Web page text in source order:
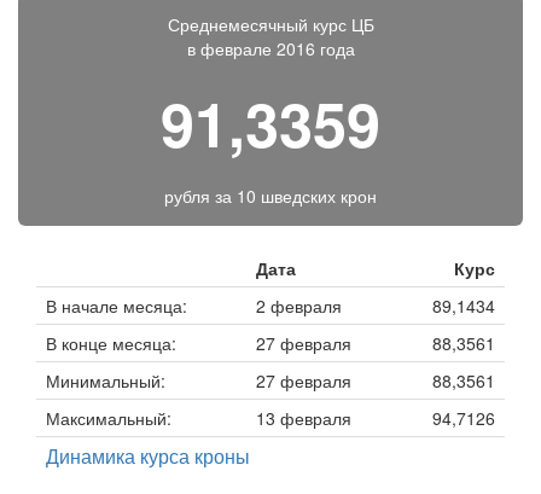
Среднемесячный курс ЦБ
в феврале 2016 года
91,3359
рубля за 10 шведских крон
Дата
Курс
В начале месяца:
2 февраля
89,1434
В конце месяца:
27 февраля
88,3561
Минимальный:
27 февраля
88,3561
Максимальный:
13 февраля 94,7126
Динамика курса кроны